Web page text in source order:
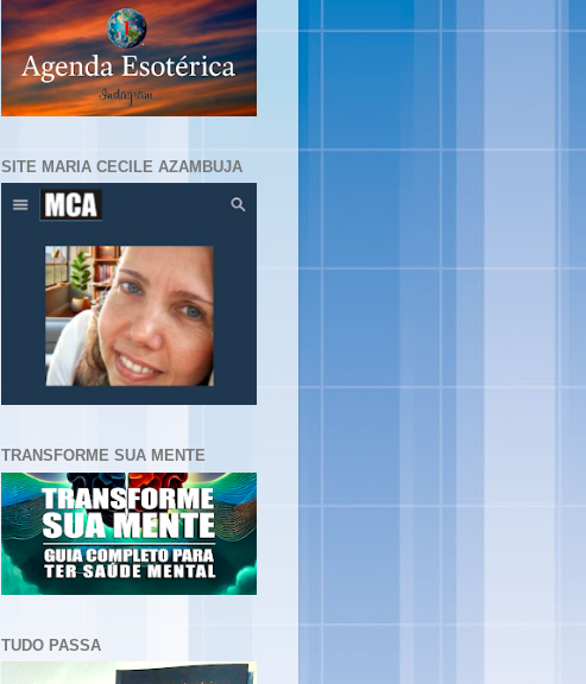
SITE MARIA CECILE AZAMBUJA
TRANSFORME SUA MENTE
TUDO PASSA